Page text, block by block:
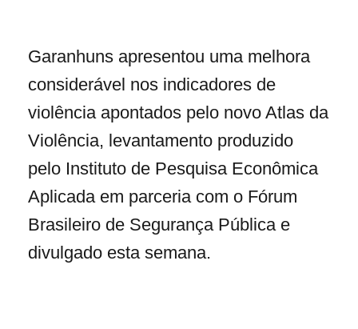
Garanhuns apresentou uma melhora
considerável nos indicadores de
violência apontados pelo novo Atlas da
Violência, levantamento produzido
pelo Instituto de Pesquisa Econômica
Aplicada em parceria com o Fórum
Brasileiro de Segurança Pública e
divulgado esta semana.